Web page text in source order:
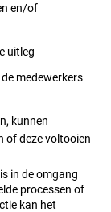
en/of
uitleg
medewerkers
kunnen
of deze voltooien
in de omgang
processen of
kan het